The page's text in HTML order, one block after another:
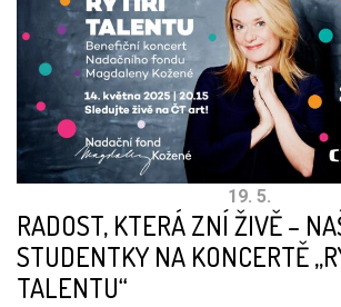
19. 5.
RADOST, KTERÁ ZNÍ ŽIVĚ –
STUDENTKY NA KONCERTĚ
TALENTU“